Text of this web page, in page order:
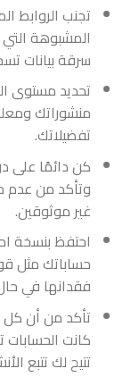
تجنب الروابط
المشبوهة
سرقة بيانات
تحديد مستوى
منشوراتك
تفضيلاتك.
كن دائمًا على
وتأكد من
غير موثوقين.
احتفظ بنسخة
حساباتك مثل
فقدانها في
تأكد من أن
كانت الحسابات
تتيح لك تتبع